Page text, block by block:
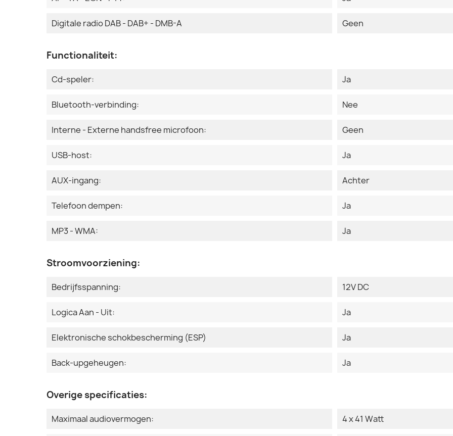
Digitale radio DAB - DAB+ - DMB-A Geen
Functionaliteit:
Cd-speler: Ja
Bluetooth-verbinding: Nee
Interne - Externe handsfree microfoon: Geen
USB-host: Ja
AUX-ingang: Achter
Telefoon dempen: Ja
MP3 - WMA: Ja
Stroomvoorziening:
Bedrijfsspanning: 12V DC
Logica Aan - Uit: Ja
Elektronische schokbescherming (ESP) Ja
Back-upgeheugen: Ja
Overige specificaties:
Maximaal audiovermogen: 4 x 41 Watt